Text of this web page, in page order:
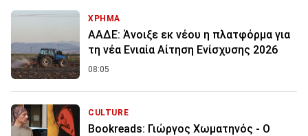
ΧΡΗΜΑ
ΑΑΔΕ: Άνοιξε εκ νέου η πλατφόρμα για
τη νέα Ενιαία Αίτηση Ενίσχυσης 2026
08:05
CULTURE
Bookreads: Γιώργος Χωματηνός - Ο